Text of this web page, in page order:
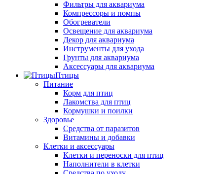
Фильтры для аквариума
Компрессоры и помпы
Обогреватели
Освещение для аквариума
Декор для аквариума
Инструменты для ухода
Грунты для аквариума
Аксессуары для аквариума
Птицы
Питание
Корм для птиц
Лакомства для птиц
Кормушки и поилки
Здоровье
Средства от паразитов
Витамины и добавки
Клетки и аксессуары
Клетки и переноски для птиц
Наполнители в клетки